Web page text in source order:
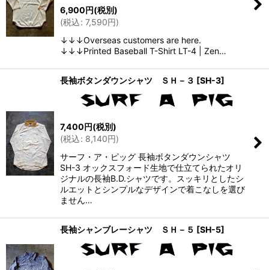
6,900円(税別)
(税込: 7,590円)
↓↓↓Overseas customers are here.
↓↓↓Printed Baseball T-Shirt LT-4 | Zen…
長袖ボタンダウンシャツ ＳＨ－３ [SH-3]
7,400円(税別)
(税込: 8,140円)
サーフ・ア・ピッグ 長袖ボタンダウンシャツ
SH-3 オックスフォード生地で仕立てられたオリ
ジナルの長袖B.D.シャツです。スッキリとしたシ
ルエットとシンプルなデザインで着こなしを選び
ません…
長袖シャンブレーシャツ ＳＨ－５ [SH-5]